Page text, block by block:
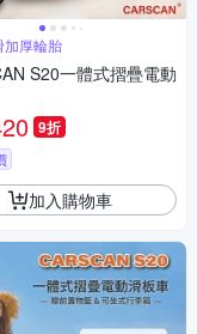
加厚輪胎
S20一體式摺疊電動
9折
加入購物車